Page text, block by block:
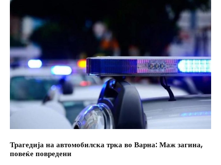
Трагедија на автомобилска трка во Варна: Маж загина,
повеќе повредени